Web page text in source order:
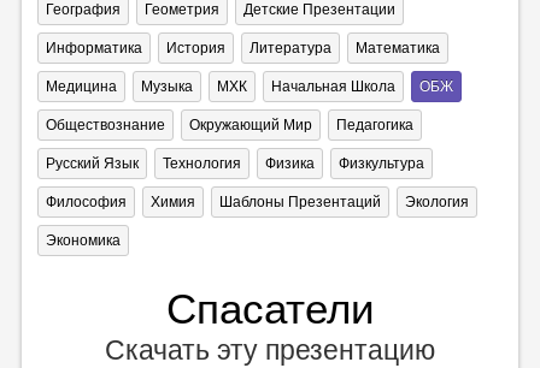
География Геометрия Детские Презентации
Информатика История Литература Математика
Медицина Музыка МХК Начальная Школа ОБЖ
Обществознание Окружающий Мир Педагогика
Русский Язык Технология Физика Физкультура
Философия Химия Шаблоны Презентаций Экология
Экономика
Спасатели
Скачать эту презентацию